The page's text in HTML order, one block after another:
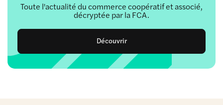
Toute l'actualité du commerce coopératif et associé,
décryptée par la FCA.
Découvrir